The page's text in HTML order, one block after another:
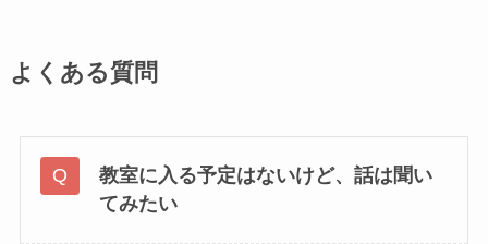
よくある質問
教室に入る予定はないけど、話は聞い
てみたい